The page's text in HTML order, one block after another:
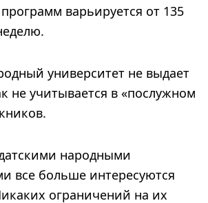
варьируется от 135
университет не выдает
не учитывается в «послужном
народными
все больше интересуются
ограничений на их